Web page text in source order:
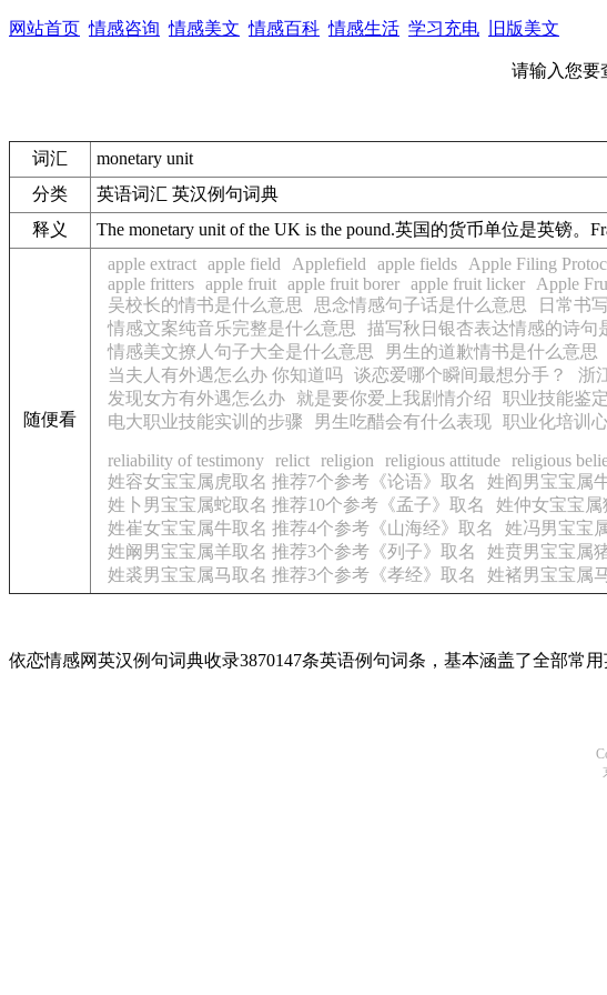
网站首页 情感咨询 情感美文 情感百科 情感生活 学习充电 旧版美文
请输入您要
词汇
monetary unit
分类
英语词汇 英汉例句词典
释义
The monetary unit of the UK is the pound.英国的货币单位是英镑。
随便看
apple extract apple field Applefield apple fields Apple Filing
apple fritters apple fruit apple fruit borer apple fruit licker Apple
吴校长的情书是什么意思
思念情感句子话是什么意思 日常书
情感文案纯音乐完整是什么意思
描写秋日银杏表达情感的诗句
情感美文撩人句子大全是什么意思
男生的道歉情书是什么意思
当夫人有外遇怎么办 你知道吗 谈恋爱哪个瞬间最想分手？ 浙
发现女方有外遇怎么办
就是要你爱上我剧情介绍 职业技能鉴
电大职业技能实训的步骤
男生吃醋会有什么表现 职业化培训
reliability of testimony relict religion religious attitude religious
姓容女宝宝属虎取名 推荐7个参考《论语》取名
姓阎男宝宝属
姓卜男宝宝属蛇取名 推荐10个参考《孟子》取名
姓仲女宝宝属
姓崔女宝宝属牛取名 推荐4个参考《山海经》取名
姓冯男宝宝
姓阚男宝宝属羊取名 推荐3个参考《列子》取名
姓贲男宝宝属
姓裘男宝宝属马取名 推荐3个参考《孝经》取名
姓褚男宝宝属
依恋情感网英汉例句词典收录3870147条英语例句词条，基本涵盖了全部常